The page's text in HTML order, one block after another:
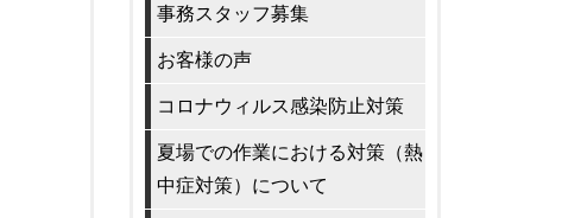
事務スタッフ募集
お客様の声
コロナウィルス感染防止対策
夏場での作業における対策（熱
中症対策）について